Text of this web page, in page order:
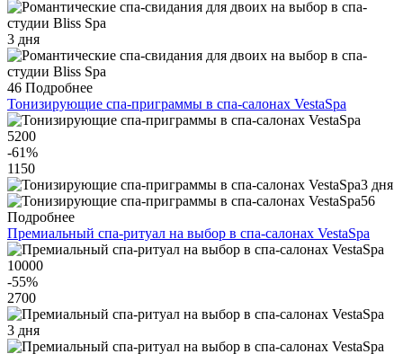
3 дня
46 Подробнее
Тонизирующие спа-приграммы в спа-салонах VestaSpa
5200
-61%
1150
3 дня
56
Подробнее
Премиальный спа-ритуал на выбор в спа-салонах VestaSpa
10000
-55%
2700
3 дня